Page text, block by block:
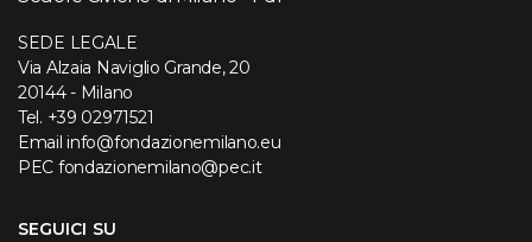
SEDE LEGALE
Via Alzaia Naviglio Grande, 20
20144 - Milano
Tel. +39 02971521
Email info@fondazionemilano.eu
PEC fondazionemilano@pec.it
SEGUICI SU